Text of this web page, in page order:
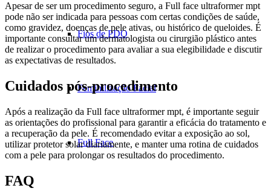
Fios de PDO
Feminilização Facial
Full Face
Apesar de ser um procedimento seguro, a Full face ultraformer mpt
pode não ser indicada para pessoas com certas condições de saúde,
como gravidez, doenças de pele ativas, ou histórico de queloides. É
importante consultar um dermatologista ou cirurgião plástico antes
de realizar o procedimento para avaliar a sua elegibilidade e discutir
as expectativas de resultados.
Cuidados pós-procedimento
Após a realização da Full face ultraformer mpt, é importante seguir
as orientações do profissional para garantir a eficácia do tratamento e
a recuperação da pele. É recomendado evitar a exposição ao sol,
utilizar protetor solar diariamente, e manter uma rotina de cuidados
com a pele para prolongar os resultados do procedimento.
FAQ